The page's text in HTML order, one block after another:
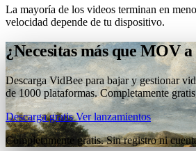
La mayoría de los videos terminan en
velocidad depende de tu dispositivo.
¿Necesitas más que MOV
Descarga VidBee para bajar y gestionar
de 1000 plataformas. Completamente
Descarga gratisVer lanzamientos
Completamente gratis. Sin registro ni